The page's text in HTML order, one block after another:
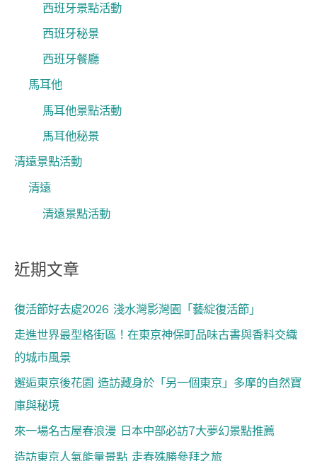
西班牙景點活動
西班牙秘景
西班牙餐廳
馬耳他
馬耳他景點活動
馬耳他秘景
清遠景點活動
清遠
清遠景點活動
近期文章
復活節好去處2026 淺水灣影灣園「藝綻復活節」
走進世界最型格街區！在東京神保町品味古書與香料交織
的城市風景
邂逅東京後花園 造訪藏身於「另一個東京」多摩的自然寶
庫與秘境
來一場名古屋春浪漫 日本中部必訪7大夢幻景點推薦
造訪東京人氣能量景點 走春殊勝參拜之旅